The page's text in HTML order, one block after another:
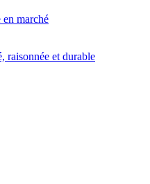
en marché
raisonnée et durable